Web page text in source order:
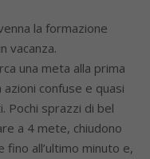
la formazione
vacanza.
una meta alla prima
confuse e quasi
Pochi sprazzi di bel
a 4 mete, chiudono
all’ultimo minuto e,